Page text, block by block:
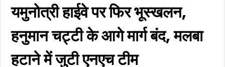
यमुनोत्री हाईवे पर फिर भूस्खलन,
हनुमान चट्टी के आगे मार्ग बंद, मलबा
हटाने में जुटी एनएच टीम